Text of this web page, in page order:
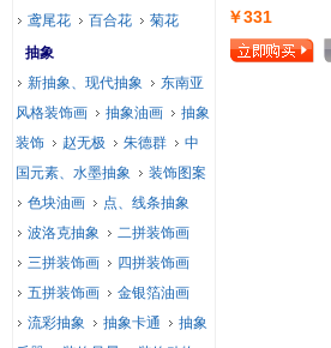
￥331
鸢尾花
百合花
菊花
抽象
新抽象、现代抽象
东南亚
风格装饰画
抽象油画
抽象
装饰
赵无极 朱德群
中
国元素、水墨抽象
装饰图案
色块油画
点、线条抽象
波洛克抽象
二拼装饰画
三拼装饰画
四拼装饰画
五拼装饰画
金银箔油画
流彩抽象
抽象卡通
抽象